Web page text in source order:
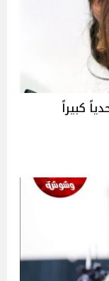
كبيراً